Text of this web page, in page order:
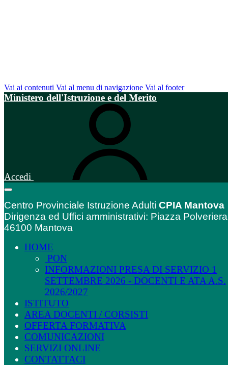
Vai ai contenuti Vai al menu di navigazione Vai al footer
Ministero dell'Istruzione e del Merito
Accedi
Centro Provinciale Istruzione Adulti CPIA Mantova
Dirigenza ed Uffici amministrativi: Piazza
46100 Mantova
HOME
PON
INFORMAZIONI PRESA DI SERVIZIO 1
SETTEMBRE 2026 - DOCENTI E ATA A.S.
2026/2027
ISTITUTO
AREA DOCENTI / CORSISTI
OFFERTA FORMATIVA
COMUNICAZIONI
SERVIZI ONLINE
CONTATTACI